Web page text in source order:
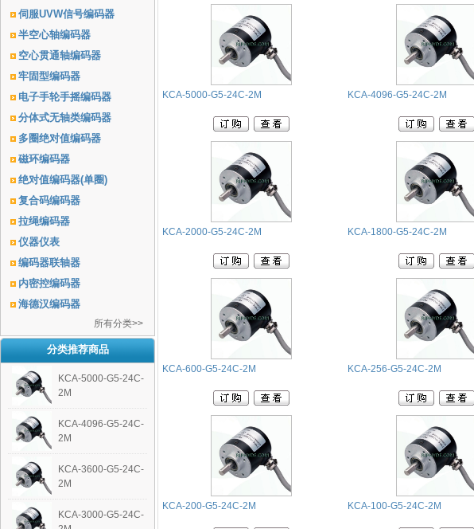
伺服UVW信号编码器
半空心轴编码器
空心贯通轴编码器
牢固型编码器
电子手轮手摇编码器
分体式无轴类编码器
多圈绝对值编码器
磁环编码器
绝对值编码器(单圈)
复合码编码器
拉绳编码器
仪器仪表
编码器联轴器
内密控编码器
海德汉编码器
所有分类>>
分类推荐商品
KCA-5000-G5-24C-
2M
KCA-4096-G5-24C-
2M
KCA-3600-G5-24C-
2M
KCA-3000-G5-24C-
KCA-5000-G5-24C-2M KCA-4096-G5-24C-2M
KCA-2000-G5-24C-2M KCA-1800-G5-24C-2M
KCA-600-G5-24C-2M KCA-256-G5-24C-2M
KCA-200-G5-24C-2M KCA-100-G5-24C-2M